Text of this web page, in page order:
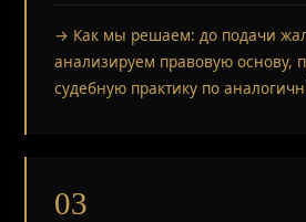
→ Как мы решаем: до подачи
анализируем правовую основу,
судебную практику по
03